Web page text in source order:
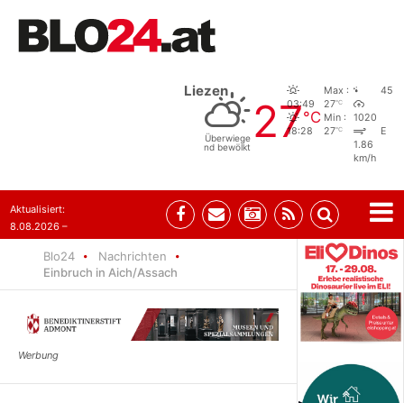
Liezen
Überwiege
nd bewölkt 27°C
03:49
18:28
Max :
27°C
Min :
27°C
45
1020
E
1.86
km/h
Aktualisiert:
8.08.2026 –
Blo24
Nachrichten
Einbruch in Aich/Assach